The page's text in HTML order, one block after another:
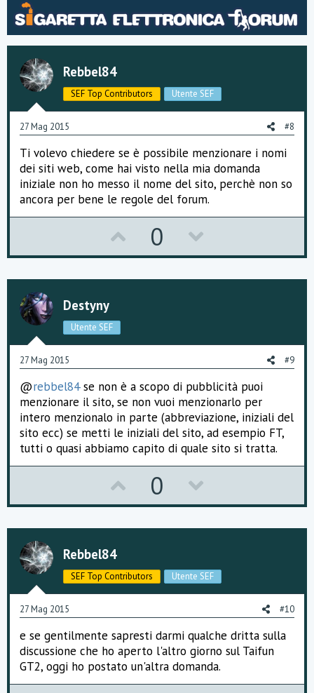
e
n
t
i
:
v
o
e
w
n
o
t
e
Rebbel84
SEF Top Contributors Utente SEF
27 Mag 2015 #8
Ti volevo chiedere se è possibile menzionare i nomi
dei siti web, come hai visto nella mia domanda
iniziale non ho messo il nome del sito, perchè non so
ancora per bene le regole del forum.
p
v
e
0
o
w
o
t
e
Destyny
Utente SEF
27 Mag 2015 #9
@rebbel84se non è a scopo di pubblicità puoi
menzionare il sito, se non vuoi menzionarlo per
intero menzionalo in parte (abbreviazione, iniziali del
sito ecc) se metti le iniziali del sito, ad esempio FT,
tutti o quasi abbiamo capito di quale sito si tratta.
p
v
t
e
0
o
w
v
o
t
e
Rebbel84
SEF Top Contributors Utente SEF
27 Mag 2015 #10
e se gentilmente sapresti darmi qualche dritta sulla
discussione che ho aperto l'altro giorno sul Taifun
GT2, oggi ho postato un'altra domanda.